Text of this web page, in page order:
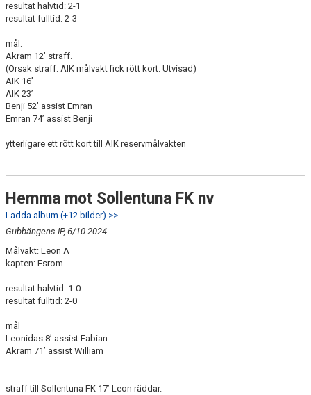
resultat halvtid: 2-1
resultat fulltid: 2-3
mål:
Akram 12’ straff.
(Orsak straff: AIK målvakt fick rött kort. Utvisad)
AIK 16’
AIK 23’
Benji 52’ assist Emran
Emran 74’ assist Benji
ytterligare ett rött kort till AIK reservmålvakten
Hemma mot Sollentuna FK nv
Ladda album (+12 bilder) >>
Gubbängens IP, 6/10-2024
Målvakt: Leon A
kapten: Esrom
resultat halvtid: 1-0
resultat fulltid: 2-0
mål
Leonidas 8’ assist Fabian
Akram 71’ assist William
straff till Sollentuna FK 17’ Leon räddar.